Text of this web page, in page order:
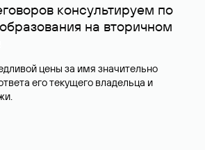
консультируем по
на вторичном
цены за имя значительно
его текущего владельца и